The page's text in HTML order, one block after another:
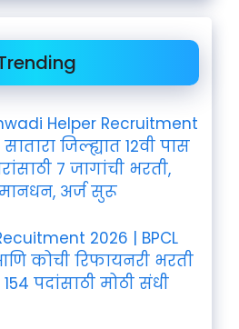
Helper Recruitment
जिल्ह्यात 12वी पास
7 जागांची भरती,
मानधन, अर्ज सुरू
2026 | BPCL
कोची रिफायनरी भरती
पदांसाठी मोठी संधी